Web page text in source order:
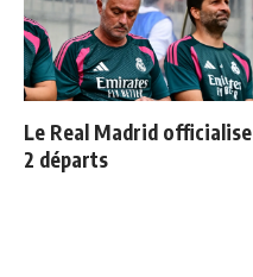
Le Real Madrid officialise
2 départs